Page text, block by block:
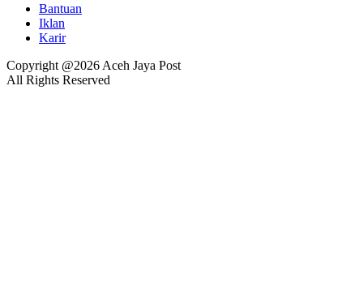
Bantuan
Iklan
Karir
Copyright @2026 Aceh Jaya Post
All Rights Reserved